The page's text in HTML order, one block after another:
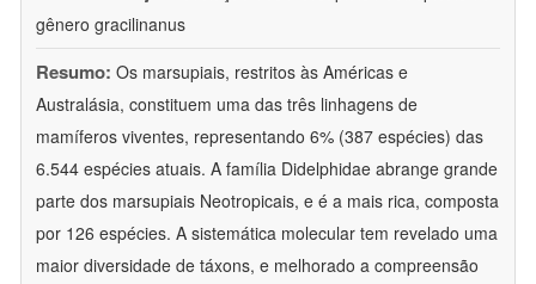
gênero gracilinanus
Resumo: Os marsupiais, restritos às Américas e
Australásia, constituem uma das três linhagens de
mamíferos viventes, representando 6% (387 espécies) das
6.544 espécies atuais. A família Didelphidae abrange grande
parte dos marsupiais Neotropicais, e é a mais rica, composta
por 126 espécies. A sistemática molecular tem revelado uma
maior diversidade de táxons, e melhorado a compreensão